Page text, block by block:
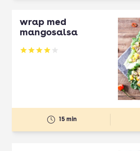
wrap med
mangosalsa
Betyg: 4 av 5
15 min